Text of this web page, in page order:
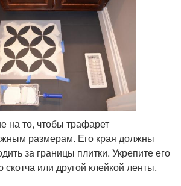
на то, чтобы трафарет
размерам. Его края должны
за границы плитки. Укрепите его
или другой клейкой ленты.